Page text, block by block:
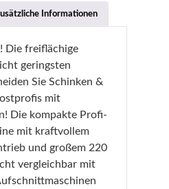
Informationen
Die freiflächige
geringsten
Sie Schinken &
mit
Die kompakte Profi-
mit kraftvollem
und großem 220
vergleichbar mit